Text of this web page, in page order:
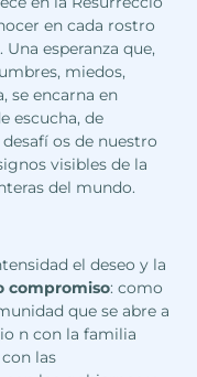
en cada rostro
esperanza que,
miedos,
se encarna en
escucha, de
os de nuestro
visibles de la
del mundo.
el deseo y la
compromiso: como
que se abre a
n con la familia
las